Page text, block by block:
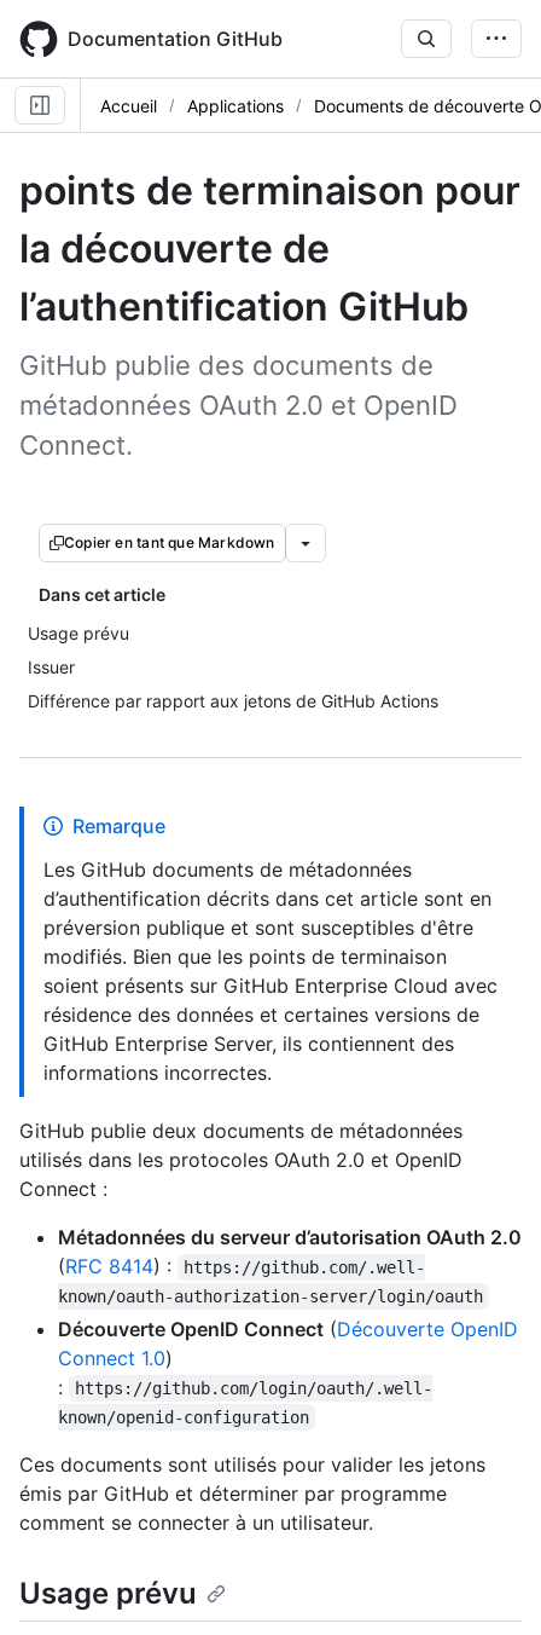
main
content
Documentation GitHub
Accueil Applications Documents de découverte
points de terminaison pour
la découverte de
l’authentification GitHub
GitHub publie des documents de
métadonnées OAuth 2.0 et OpenID
Connect.
Copier en tant que Markdown
Dans cet article
Usage prévu
Issuer
Différence par rapport aux jetons de GitHub Actions
Remarque
Les GitHub documents de métadonnées
d’authentification décrits dans cet article sont en
préversion publique et sont susceptibles d'être
modifiés. Bien que les points de terminaison
soient présents sur GitHub Enterprise Cloud avec
résidence des données et certaines versions de
GitHub Enterprise Server, ils contiennent des
informations incorrectes.
GitHub publie deux documents de métadonnées
utilisés dans les protocoles OAuth 2.0 et OpenID
Connect :
Métadonnées du serveur d’autorisation OAuth 2.0
(RFC 8414) :
https://github.com/.well-
known/oauth-authorization-server/login/oauth
Découverte OpenID Connect (Découverte OpenID
Connect 1.0)
:
https://github.com/login/oauth/.well-
known/openid-configuration
Ces documents sont utilisés pour valider les jetons
émis par GitHub et déterminer par programme
comment se connecter à un utilisateur.
Usage prévu